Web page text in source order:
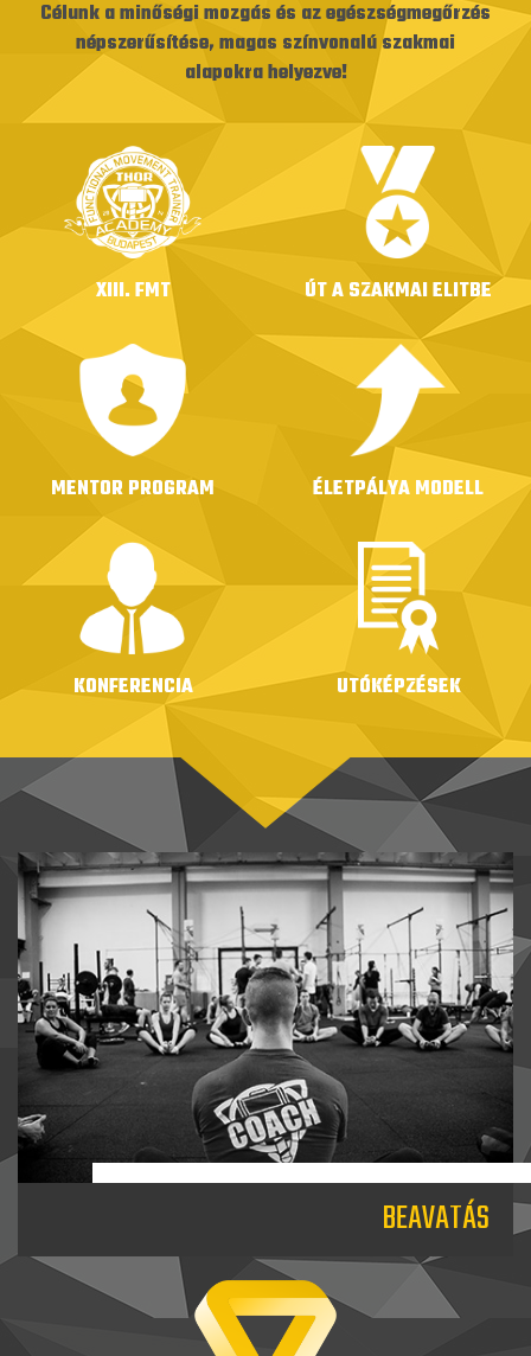
Célunk a minőségi mozgás és az egészségmegőrzés
népszerűsítése, magas színvonalú szakmai
alapokra helyezve!
XIII. FMT ÚT A SZAKMAI ELITBE
MENTOR PROGRAM ÉLETPÁLYA MODELL
KONFERENCIA UTÓKÉPZÉSEK
BEAVATÁS